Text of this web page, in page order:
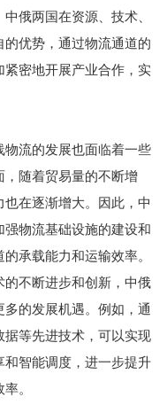
俄两国在资源、技术、
优势，通过物流通道的
紧密地开展产业合作，实
物流的发展也面临着一些
，随着贸易量的不断增
在逐渐增大。因此，中
物流基础设施的建设和
承载能力和运输效率。
的不断进步和创新，中俄
的发展机遇。例如，通
据等先进技术，可以实现
和智能调度，进一步提升
。